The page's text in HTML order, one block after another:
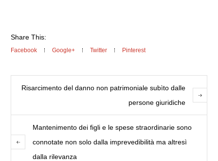
Share This:
Facebook Google+ Twitter Pinterest
Risarcimento del danno non patrimoniale subìto dalle
persone giuridiche
Mantenimento dei figli e le spese straordinarie sono
connotate non solo dalla imprevedibilità ma altresì
dalla rilevanza